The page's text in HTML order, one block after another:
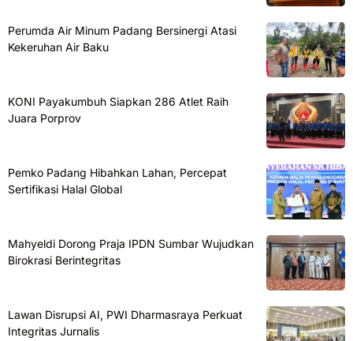
Perumda Air Minum Padang Bersinergi Atasi
Kekeruhan Air Baku
KONI Payakumbuh Siapkan 286 Atlet Raih
Juara Porprov
Pemko Padang Hibahkan Lahan, Percepat
Sertifikasi Halal Global
Mahyeldi Dorong Praja IPDN Sumbar Wujudkan
Birokrasi Berintegritas
Lawan Disrupsi AI, PWI Dharmasraya Perkuat
Integritas Jurnalis